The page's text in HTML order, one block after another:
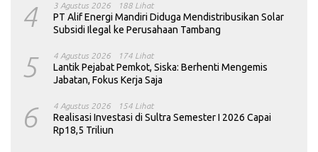
4 3 Agustus 2026 188 Lihat
PT Alif Energi Mandiri Diduga Mendistribusikan Solar
Subsidi Ilegal ke Perusahaan Tambang
5 4 Agustus 2026 174 Lihat
Lantik Pejabat Pemkot, Siska: Berhenti Mengemis
Jabatan, Fokus Kerja Saja
6 4 Agustus 2026 154 Lihat
Realisasi Investasi di Sultra Semester I 2026 Capai
Rp18,5 Triliun